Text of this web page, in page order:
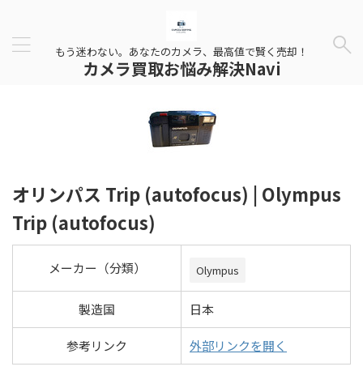
もう迷わない。あなたのカメラ、最高値で賢く売却！
カメラ買取お悩み解決Navi
オリンパス Trip (autofocus) | Olympus
Trip (autofocus)
メーカー（分類） Olympus
製造国 日本
参考リンク 外部リンクを開く